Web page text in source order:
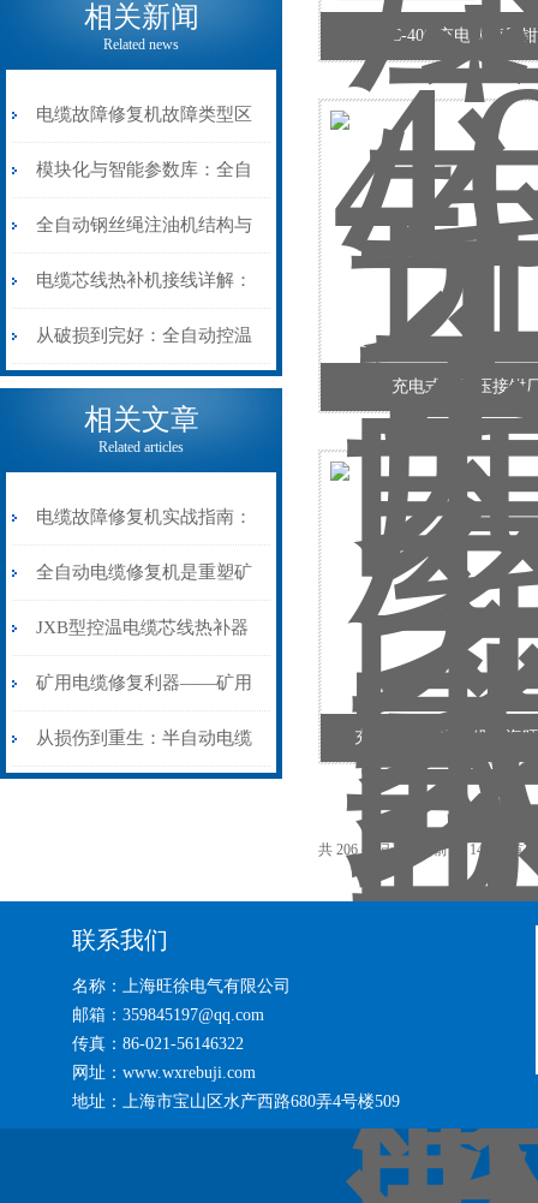
相关新闻
Related news
电缆故障修复机故障类型区
分指南：从“绝缘电
阻”到“波形特征”的精准诊
断逻辑
模块化与智能参数库：全自
动电缆修复机的快速换型逻
辑
全自动钢丝绳注油机结构与
工作原理：揭秘高效润滑的
机械密码
电缆芯线热补机接线详解：
从入门到精通
从破损到完好：全自动控温
电缆热补机的核心价值
相关文章
Related articles
电缆故障修复机实战指南：
从“盲测”到“精确定点”的三
步作业法
全自动电缆修复机是重塑矿
山电力动脉的“智能外科医
生”
JXB型控温电缆芯线热补器
安装与接线：精准修复的工
艺基石
矿用电缆修复利器——矿用
电缆热补机智能控温，安全
从损伤到重生：半自动电缆
EC-400 充电式液压
充电式液压压接钳
充电式液压压接机上海
共 206 条记录，当前 1 / 14 页 首
联系我们
名称：上海旺徐电气有限公司
邮箱：359845197@qq.com
传真：86-021-56146322
网址：www.wxrebuji.com
地址：上海市宝山区水产西路680弄4号楼509